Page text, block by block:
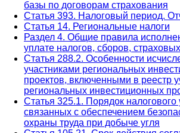
базы по договорам страхования
Статья 393. Налоговый период.
Статья 14. Региональные налоги
Раздел 4. Общие правила
уплате налогов, сборов,
Статья 288.2. Особенности
участниками региональных
проектов, включенными в реестр
региональных инвестиционных
Статья 325.1. Порядок налогового
связанных с обеспечением
охраны труда при добыче угля